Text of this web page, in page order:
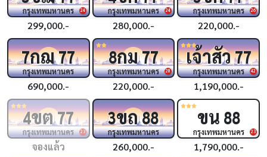
24
กรุงเทพมหานคร
299,000.-
24
กรุงเทพมหานคร
280,000.-
26
กรุงเทพมหานคร
220,000.-
7กฌ77
กรุงเทพมหานคร
690,000.-
28
8กม77
กรุงเทพมหานคร
220,000.-
42
เจ้าสัว77
กรุงเทพมหานคร
1,190,000.-
23
4ขต77
กรุงเทพมหานคร
จองแล้ว
3ขถ88
กรุงเทพมหานคร
260,000.-
23
ขน 88
กรุงเทพมหานคร
1,790,000.-